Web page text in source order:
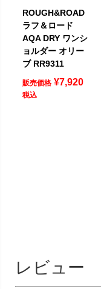
ROUGH&ROAD
ラフ＆ロード
AQA DRY ワンシ
ョルダー オリー
ブ RR9311
販売価格 ¥7,920
税込
レビュー